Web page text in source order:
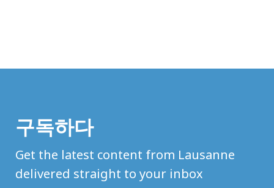
구독하다
Get the latest content from Lausanne
delivered straight to your inbox